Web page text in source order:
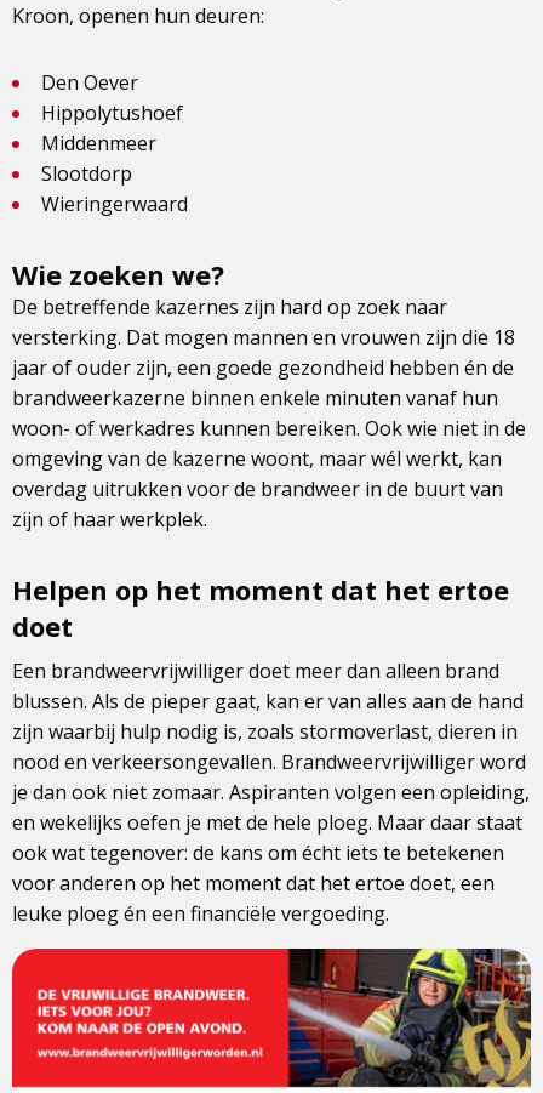
Kroon, openen hun deuren:
Den Oever
Hippolytushoef
Middenmeer
Slootdorp
Wieringerwaard
Wie zoeken we?
De betreffende kazernes zijn hard op zoek naar
versterking. Dat mogen mannen en vrouwen zijn die 18
jaar of ouder zijn, een goede gezondheid hebben én de
brandweerkazerne binnen enkele minuten vanaf hun
woon- of werkadres kunnen bereiken. Ook wie niet in de
omgeving van de kazerne woont, maar wél werkt, kan
overdag uitrukken voor de brandweer in de buurt van
zijn of haar werkplek.
Helpen op het moment dat het ertoe
doet
Een brandweervrijwilliger doet meer dan alleen brand
blussen. Als de pieper gaat, kan er van alles aan de hand
zijn waarbij hulp nodig is, zoals stormoverlast, dieren in
nood en verkeersongevallen. Brandweervrijwilliger word
je dan ook niet zomaar. Aspiranten volgen een opleiding,
en wekelijks oefen je met de hele ploeg. Maar daar staat
ook wat tegenover: de kans om écht iets te betekenen
voor anderen op het moment dat het ertoe doet, een
leuke ploeg én een financiële vergoeding.